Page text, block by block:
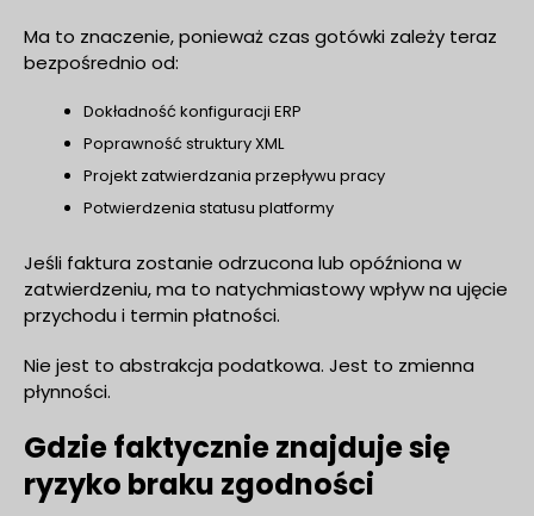
Ma to znaczenie, ponieważ czas gotówki zależy teraz
bezpośrednio od:
Dokładność konfiguracji ERP
Poprawność struktury XML
Projekt zatwierdzania przepływu pracy
Potwierdzenia statusu platformy
Jeśli faktura zostanie odrzucona lub opóźniona w
zatwierdzeniu, ma to natychmiastowy wpływ na ujęcie
przychodu i termin płatności.
Nie jest to abstrakcja podatkowa. Jest to zmienna
płynności.
Gdzie faktycznie znajduje się
ryzyko braku zgodności